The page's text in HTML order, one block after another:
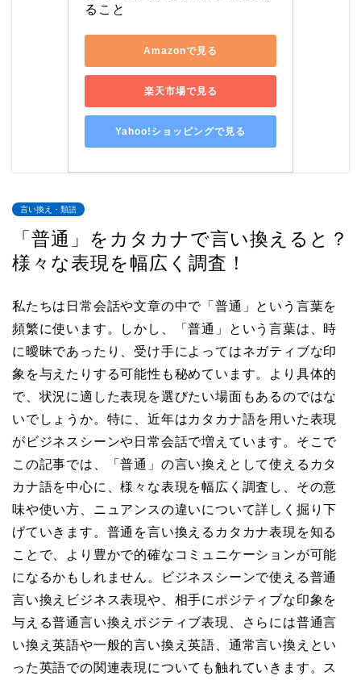
ること
Amazonで見る
楽天市場で見る
Yahoo!ショッピングで見る
言い換え・類語
「普通」をカタカナで言い換えると？
様々な表現を幅広く調査！
私たちは日常会話や文章の中で「普通」という言葉を
頻繁に使います。しかし、「普通」という言葉は、時
に曖昧であったり、受け手によってはネガティブな印
象を与えたりする可能性も秘めています。より具体的
で、状況に適した表現を選びたい場面もあるのではな
いでしょうか。特に、近年はカタカナ語を用いた表現
がビジネスシーンや日常会話で増えています。そこで
この記事では、「普通」の言い換えとして使えるカタ
カナ語を中心に、様々な表現を幅広く調査し、その意
味や使い方、ニュアンスの違いについて詳しく掘り下
げていきます。普通を言い換えるカタカナ表現を知る
ことで、より豊かで的確なコミュニケーションが可能
になるかもしれません。ビジネスシーンで使える普通
言い換えビジネス表現や、相手にポジティブな印象を
与える普通言い換えポジティブ表現、さらには普通言
い換え英語や一般的言い換え英語、通常言い換えとい
った英語での関連表現についても触れていきます。ス